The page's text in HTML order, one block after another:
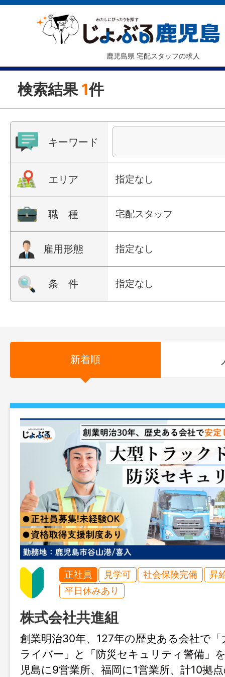
鹿児島県 宅配スタッフの求人
検索結果 1件
キーワード
エリア 指定なし
職 種 宅配スタッフ
雇用形態 指定なし
条 件 指定なし
新着順
正社員 見学可 社会保険完備
昇
平日休みあり
株式会社共進組
創業明治30年、127年の歴史ある会社で
ライバー」と「防災セキュリティ警備」
児島に9営業所、福岡に1営業所、計10拠